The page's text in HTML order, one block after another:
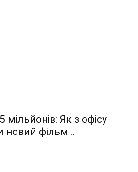
мільйонів: Як з офісу
новий фільм...